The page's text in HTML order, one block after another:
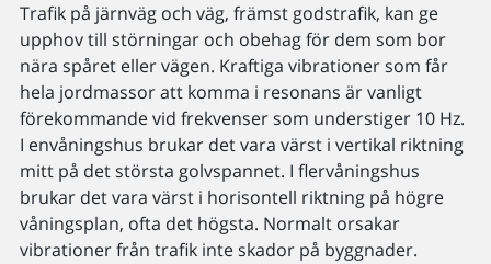
Trafik på järnväg och väg, främst godstrafik, kan ge
upphov till störningar och obehag för dem som bor
nära spåret eller vägen. Kraftiga vibrationer som får
hela jordmassor att komma i resonans är vanligt
förekommande vid frekvenser som understiger 10 Hz.
I envåningshus brukar det vara värst i vertikal riktning
mitt på det största golvspannet. I flervåningshus
brukar det vara värst i horisontell riktning på högre
våningsplan, ofta det högsta. Normalt orsakar
vibrationer från trafik inte skador på byggnader.